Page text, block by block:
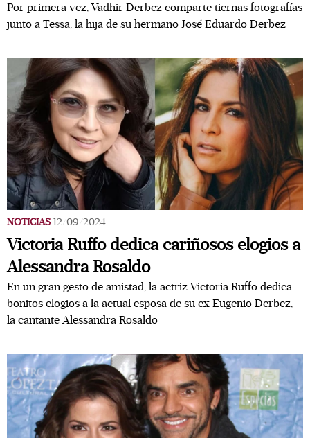
Por primera vez, Vadhir Derbez comparte tiernas fotografías
junto a Tessa, la hija de su hermano José Eduardo Derbez
NOTICIAS 12/09/2024
Victoria Ruffo dedica cariñosos elogios a
Alessandra Rosaldo
En un gran gesto de amistad, la actriz Victoria Ruffo dedica
bonitos elogios a la actual esposa de su ex Eugenio Derbez,
la cantante Alessandra Rosaldo